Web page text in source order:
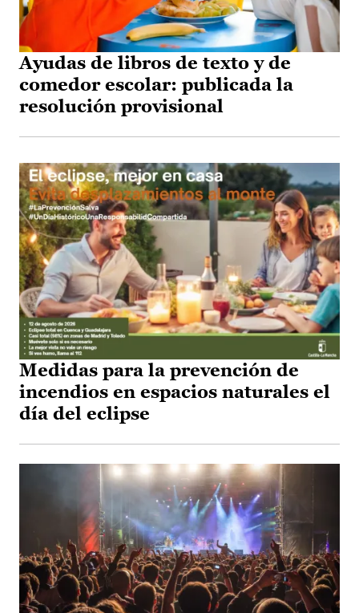
Ayudas de libros de texto y de
comedor escolar: publicada la
resolución provisional
Medidas para la prevención de
incendios en espacios naturales el
día del eclipse